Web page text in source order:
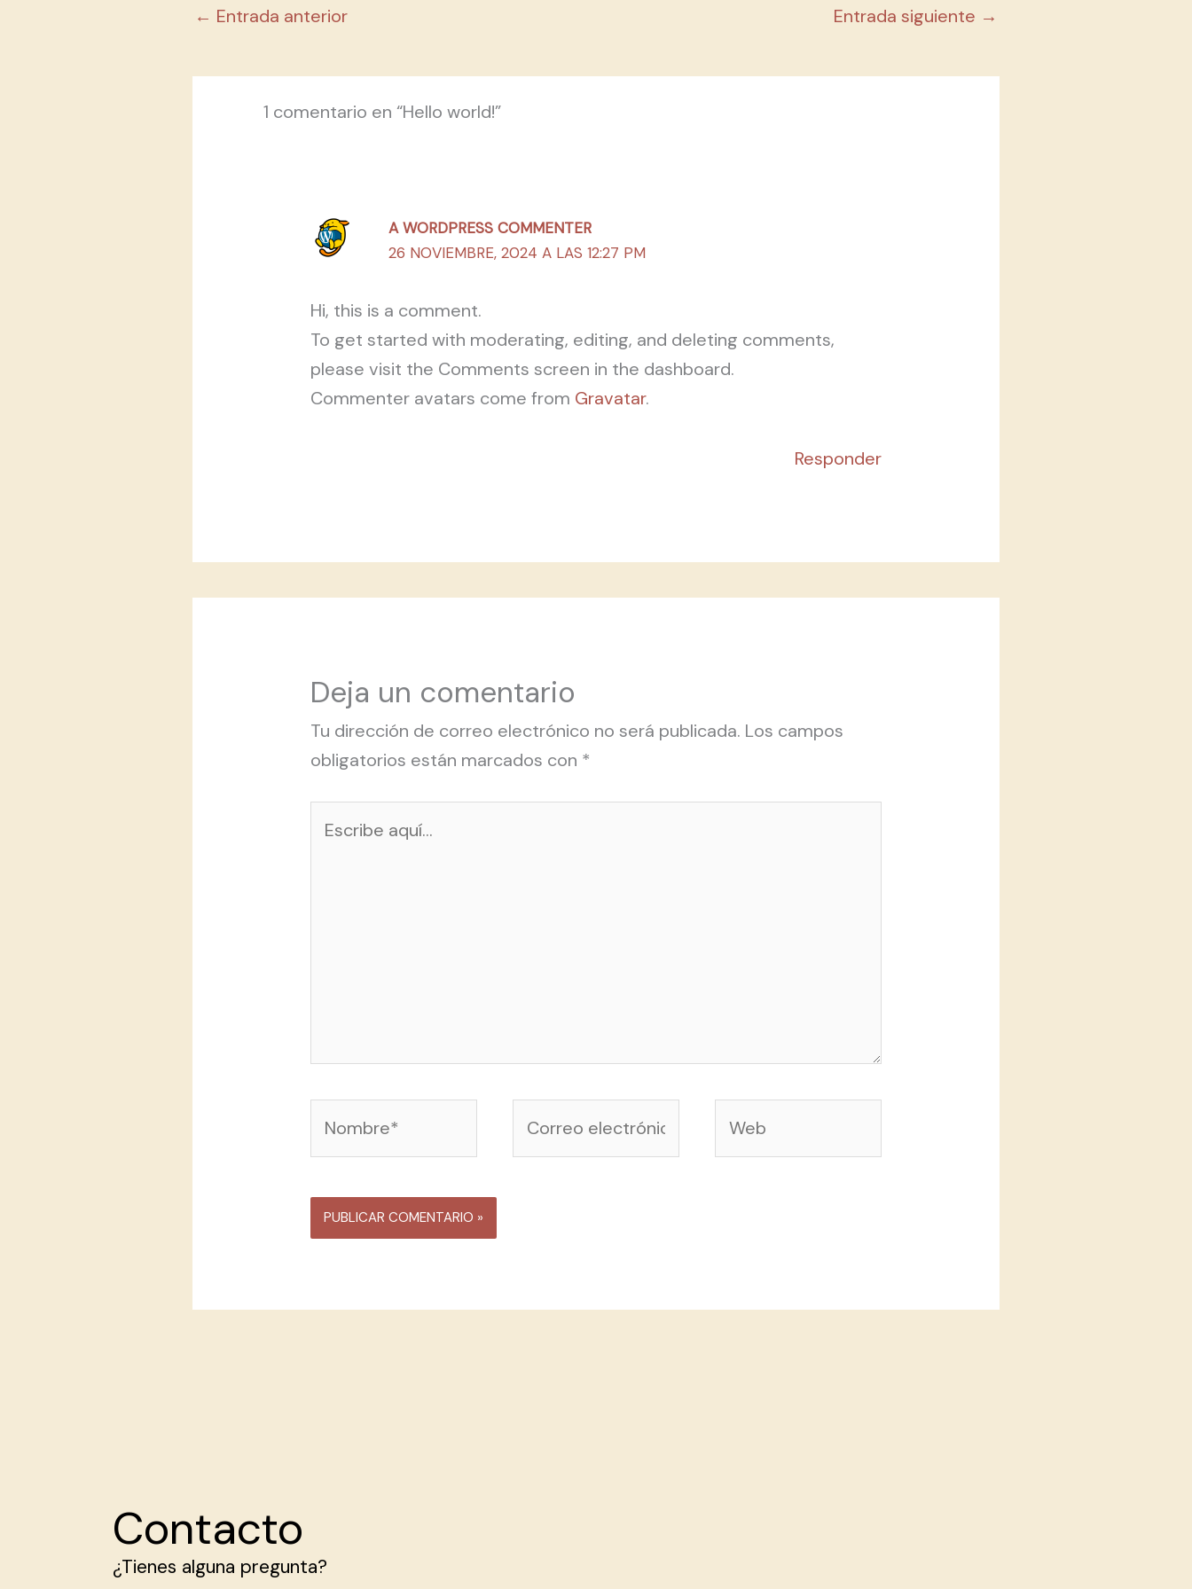
← Entrada anterior Entrada siguiente →
1 comentario en “Hello world!”
A WORDPRESS COMMENTER
26 NOVIEMBRE, 2024 A LAS 12:27 PM
Hi, this is a comment.
To get started with moderating, editing, and deleting comments,
please visit the Comments screen in the dashboard.
Commenter avatars come from Gravatar.
Responder
Deja un comentario
Tu dirección de correo electrónico no será publicada. Los campos
obligatorios están marcados con *
Contacto
¿Tienes alguna pregunta?